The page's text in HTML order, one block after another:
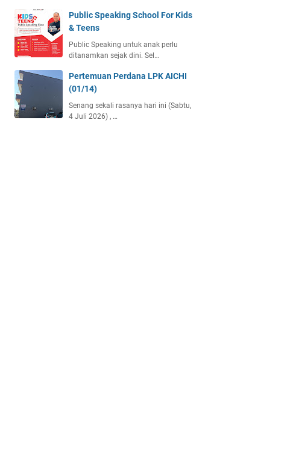
Public Speaking School For Kids
& Teens
Public Speaking untuk anak perlu
ditanamkan sejak dini. Sel…
Pertemuan Perdana LPK AICHI
(01/14)
Senang sekali rasanya hari ini (Sabtu,
4 Juli 2026) , …